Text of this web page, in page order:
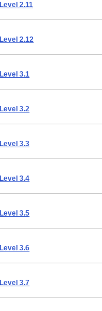
Level 2.11
Level 2.12
Level 3.1
Level 3.2
Level 3.3
Level 3.4
Level 3.5
Level 3.6
Level 3.7